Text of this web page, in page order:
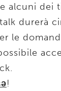
alcuni dei
durerà
le
!